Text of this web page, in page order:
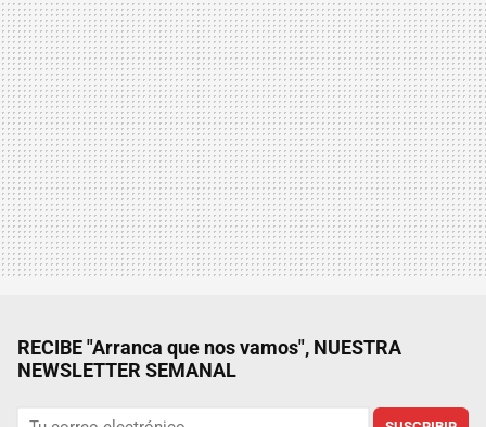
RECIBE "Arranca que nos vamos", NUESTRA
NEWSLETTER SEMANAL